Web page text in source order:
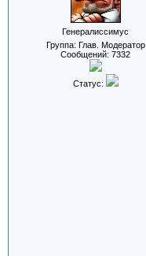
Генералиссимус
Группа: Глав. Модератор
Сообщений: 7332
Статус: